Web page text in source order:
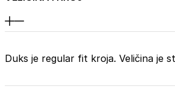
Duks je regular fit kroja. Veličina je